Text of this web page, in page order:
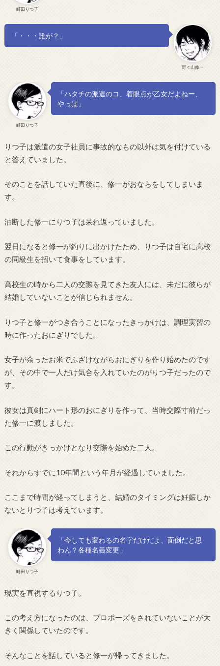
町田りつ子
野々山修一
「・・・誰が？」
町田りつ子
「ハタチの派遣のコ、着眼点が乙女だよねー、
やっぱ」
りつ子は派遣の女子社員に事故的なもの以外は気を付けている
と答えていました。
そのことを話していた直後に、修一がおならをしてしまいま
す。
油断した修一にりつ子は呆れ返っていました。
翌日になると修一が釣りに出かけたため、りつ子は自宅に高校
の同級生を招いて食事をしています。
高校生の時から二人の交際を見てきた友人には、未だに彼らが
結婚していないことが信じられません。
りつ子と修一がつき合うことになったきっかけは、調理実習の
時に作ったおにぎりでした。
女子が余ったお米でふざけながらおにぎりを作り始めたのです
が、その中で一人だけ気合を入れていたのがりつ子だったので
す。
彼女は真剣にハート形のおにぎりを作って、当時交際寸前だっ
た修一に渡しました。
この行動がきっかけとなり交際を始めた二人。
それからすでに10年間という年月が経過していました。
ここまで時間が経ってしまうと、結婚のタイミングは妊娠しか
ないとりつ子は考えています。
町田りつ子
「今しても変わるの名字だけだよ、面倒だと思
わん？各種名義変更」
現実を直視するりつ子。
この考え方になったのは、プロポーズをされていないことが大
きく関係していたのです。
そんなことを話していると修一が帰ってきました。